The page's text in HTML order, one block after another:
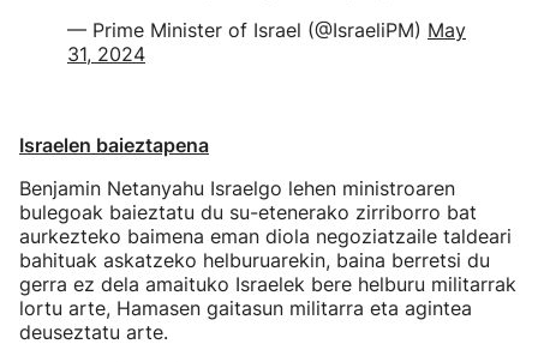
— Prime Minister of Israel (@IsraeliPM) May
31, 2024
Israelen baieztapena
Benjamin Netanyahu Israelgo lehen ministroaren
bulegoak baieztatu du su-etenerako zirriborro bat
aurkezteko baimena eman diola negoziatzaile taldeari
bahituak askatzeko helburuarekin, baina berretsi du
gerra ez dela amaituko Israelek bere helburu militarrak
lortu arte, Hamasen gaitasun militarra eta agintea
deuseztatu arte.